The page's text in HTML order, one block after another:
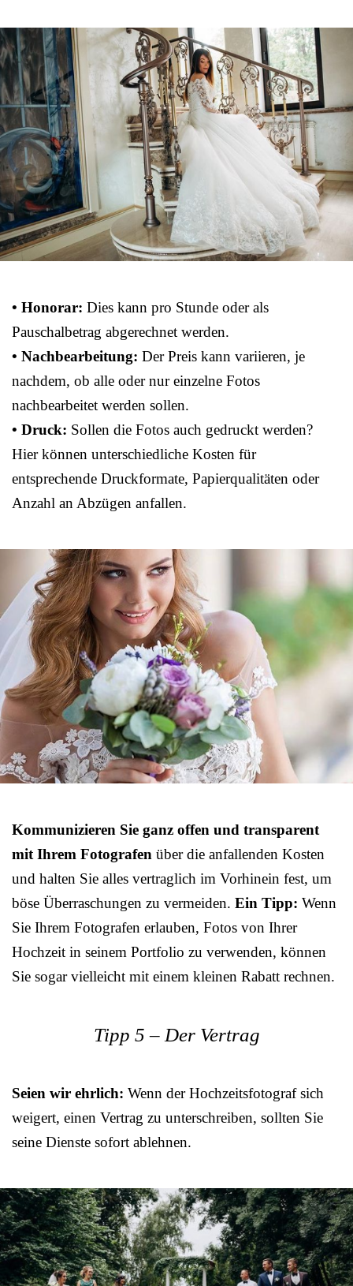
• Honorar: Dies kann pro Stunde oder als
Pauschalbetrag abgerechnet werden.
• Nachbearbeitung: Der Preis kann variieren, je
nachdem, ob alle oder nur einzelne Fotos
nachbearbeitet werden sollen.
• Druck: Sollen die Fotos auch gedruckt werden?
Hier können unterschiedliche Kosten für
entsprechende Druckformate, Papierqualitäten oder
Anzahl an Abzügen anfallen.
Kommunizieren Sie ganz offen und transparent
mit Ihrem Fotografen über die anfallenden Kosten
und halten Sie alles vertraglich im Vorhinein fest, um
böse Überraschungen zu vermeiden. Ein Tipp: Wenn
Sie Ihrem Fotografen erlauben, Fotos von Ihrer
Hochzeit in seinem Portfolio zu verwenden, können
Sie sogar vielleicht mit einem kleinen Rabatt rechnen.
Tipp 5 – Der Vertrag
Seien wir ehrlich: Wenn der Hochzeitsfotograf sich
weigert, einen Vertrag zu unterschreiben, sollten Sie
seine Dienste sofort ablehnen.